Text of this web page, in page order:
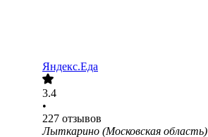
Яндекс.Еда
3.4
•
227 отзывов
Лыткарино (Московская область)